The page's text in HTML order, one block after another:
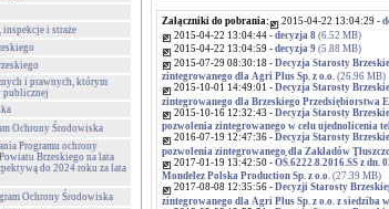
inspekcje i straże
i prawnych, którym
publicznej
Ochrony Środowiska
Programu ochrony
Brzeskiego na lata
do 2024 roku za lata
Ochrony Środowiska
Załączniki do pobrania: 2015-04-22 13:04:29 -
2015-04-22 13:04:44 - decyzja 8 (6.52 MB)
2015-04-22 13:04:59 - decyzja 9 (5.88 MB)
2015-07-29 08:30:18 - Decyzja Starosty
zintegrowanego dla Agri Plus Sp. z o.o. (26.96 MB)
2015-10-01 14:49:01 - Decyzja Starosty
zintegrowanego dla Brzeskiego Przedsiębiorstwa
2015-10-16 12:32:43 - Decyzja Starosty
pozwolenia zintegrowanego w celu ujednolicenia
2016-07-19 12:47:36 - Decyzja Starosty
pozwolenia zintegrowanego dla Zakładów
2017-01-19 13:42:50 - OŚ.6222.8.2016.SŚ z
Mondelez Polska Production Sp. z o.o. (27.39 MB)
2017-08-08 12:35:56 - Decyzji Starosty
zintegrowanego dla Agri Plus Sp. z o.o. z siedziba